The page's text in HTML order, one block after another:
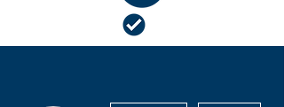
NIEZBĘDNIK NAUCZYCIELA